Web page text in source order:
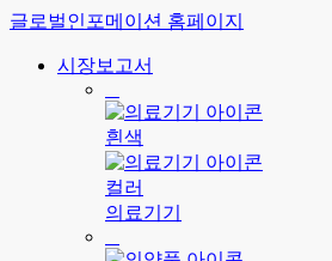
글로벌인포메이션 홈페이지
시장보고서
의료기기